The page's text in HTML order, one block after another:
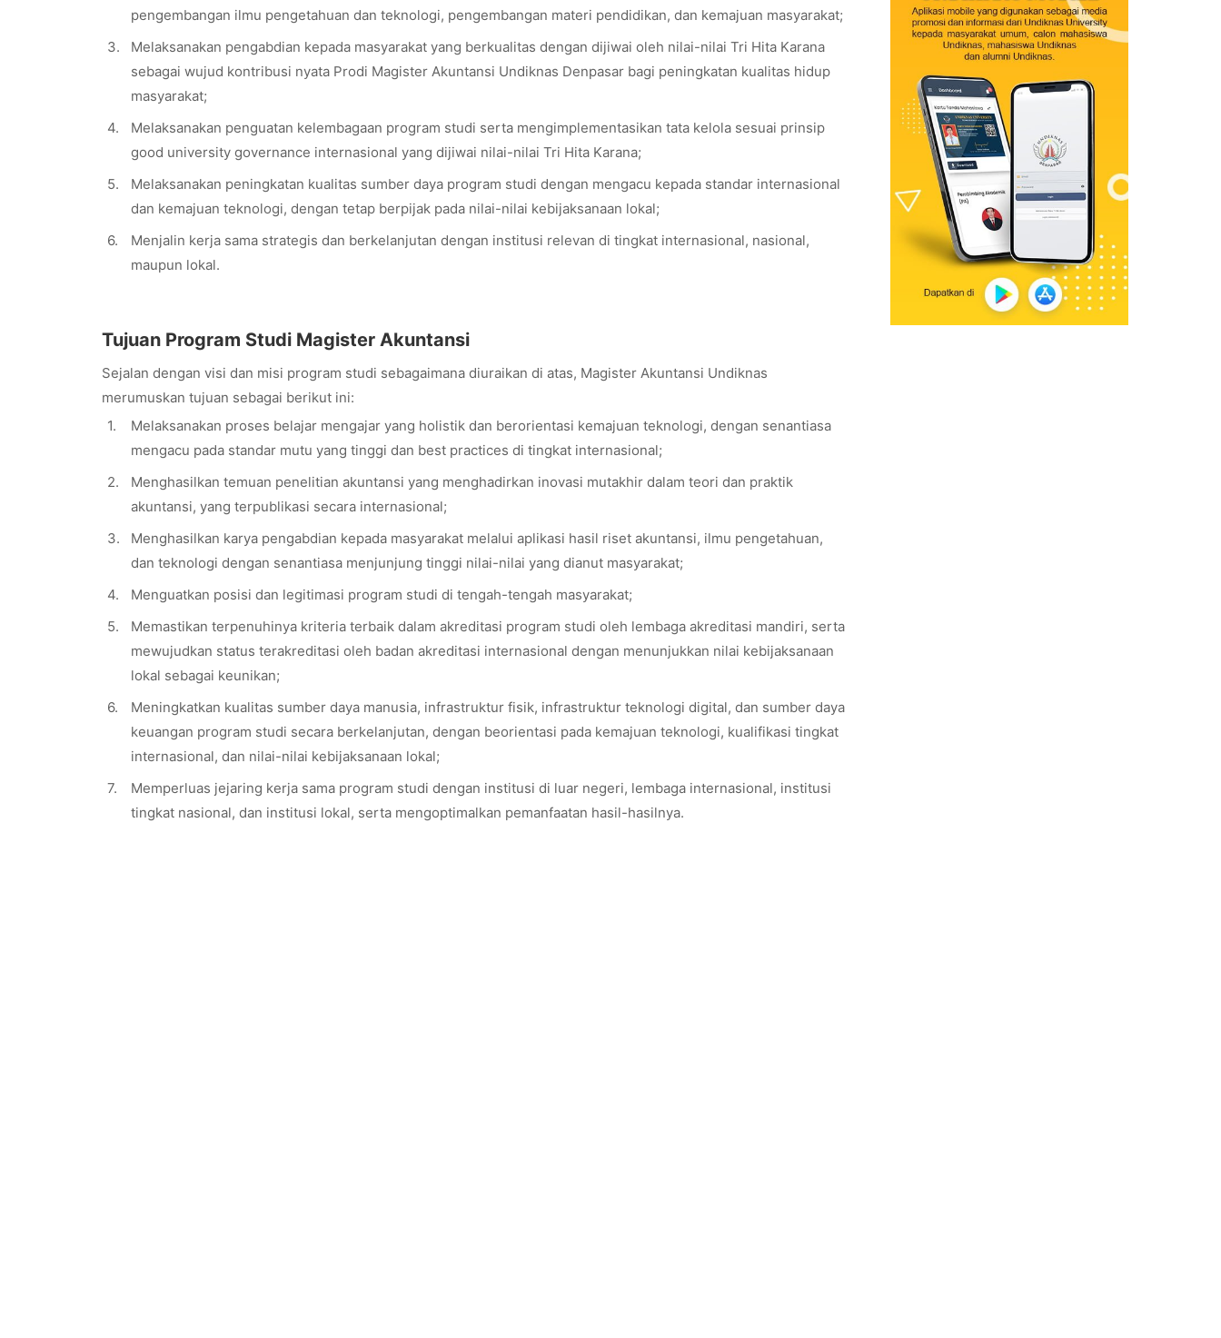
pengembangan ilmu pengetahuan dan teknologi, pengembangan materi pendidikan, dan kemajuan masyarakat;
3.
Melaksanakan pengabdian kepada masyarakat yang berkualitas dengan dijiwai oleh nilai-nilai Tri Hita Karana
sebagai wujud kontribusi nyata Prodi Magister Akuntansi Undiknas Denpasar bagi peningkatan kualitas hidup
masyarakat;
4.
Melaksanakan penguatan kelembagaan program studi serta mengimplementasikan tata kelola sesuai prinsip
good university governance internasional yang dijiwai nilai-nilai Tri Hita Karana;
5.
Melaksanakan peningkatan kualitas sumber daya program studi dengan mengacu kepada standar internasional
dan kemajuan teknologi, dengan tetap berpijak pada nilai-nilai kebijaksanaan lokal;
6.
Menjalin kerja sama strategis dan berkelanjutan dengan institusi relevan di tingkat internasional, nasional,
maupun lokal.
Tujuan Program Studi Magister Akuntansi
Sejalan dengan visi dan misi program studi sebagaimana diuraikan di atas, Magister Akuntansi Undiknas
merumuskan tujuan sebagai berikut ini:
1.
Melaksanakan proses belajar mengajar yang holistik dan berorientasi kemajuan teknologi, dengan senantiasa
mengacu pada standar mutu yang tinggi dan best practices di tingkat internasional;
2.
Menghasilkan temuan penelitian akuntansi yang menghadirkan inovasi mutakhir dalam teori dan praktik
akuntansi, yang terpublikasi secara internasional;
3.
Menghasilkan karya pengabdian kepada masyarakat melalui aplikasi hasil riset akuntansi, ilmu pengetahuan,
dan teknologi dengan senantiasa menjunjung tinggi nilai-nilai yang dianut masyarakat;
4.
Menguatkan posisi dan legitimasi program studi di tengah-tengah masyarakat;
5.
Memastikan terpenuhinya kriteria terbaik dalam akreditasi program studi oleh lembaga akreditasi mandiri, serta
mewujudkan status terakreditasi oleh badan akreditasi internasional dengan menunjukkan nilai kebijaksanaan
lokal sebagai keunikan;
6.
Meningkatkan kualitas sumber daya manusia, infrastruktur fisik, infrastruktur teknologi digital, dan sumber daya
keuangan program studi secara berkelanjutan, dengan beorientasi pada kemajuan teknologi, kualifikasi tingkat
internasional, dan nilai-nilai kebijaksanaan lokal;
7.
Memperluas jejaring kerja sama program studi dengan institusi di luar negeri, lembaga internasional, institusi
tingkat nasional, dan institusi lokal, serta mengoptimalkan pemanfaatan hasil-hasilnya.